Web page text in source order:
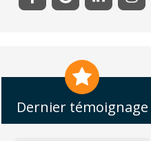
Dernier témoignage